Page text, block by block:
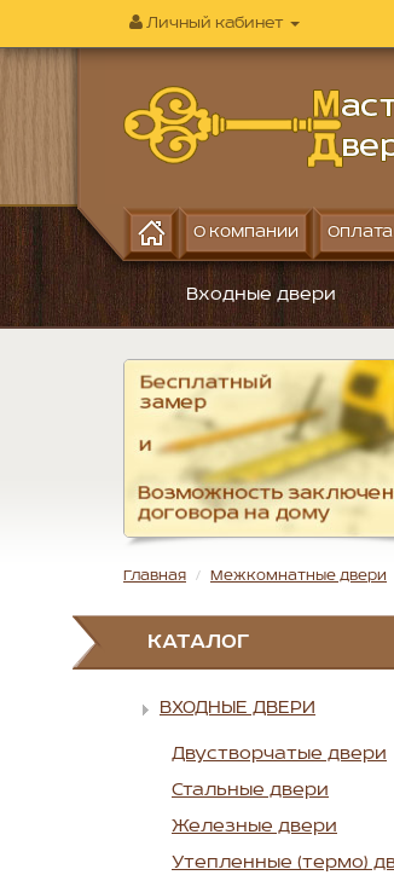
Личный кабинет
О компании Оплата
Входные двери
Главная Межкомнатные двери
КАТАЛОГ
ВХОДНЫЕ ДВЕРИ
Двустворчатые двери
Стальные двери
Железные двери
Утепленные (термо)